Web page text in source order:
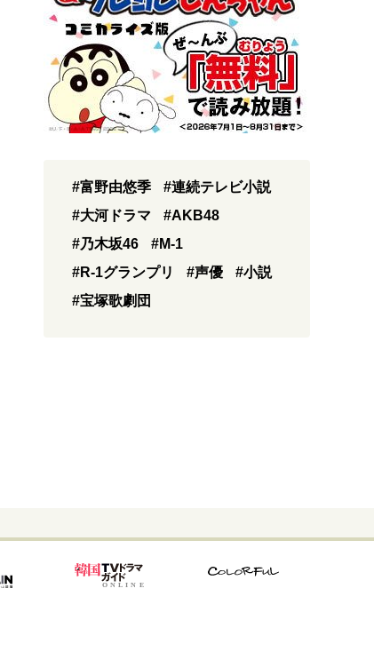
#富野由悠季
#連続テレビ小説
#大河ドラマ
#AKB48
#乃木坂46
#M-1
#R-1グランプリ
#声優
#小説
#宝塚歌劇団